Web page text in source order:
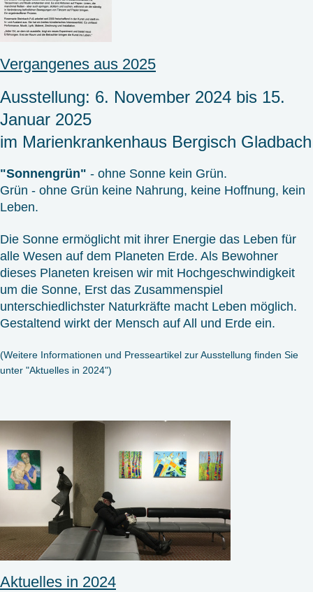
Vergangenes aus 2025
Ausstellung: 6. November 2024 bis 15.
Januar 2025
im Marienkrankenhaus Bergisch Gladbach
"Sonnengrün" - ohne Sonne kein Grün.
Grün - ohne Grün keine Nahrung, keine Hoffnung, kein
Leben.
Die Sonne ermöglicht mit ihrer Energie das Leben für
alle Wesen auf dem Planeten Erde. Als Bewohner
dieses Planeten kreisen wir mit Hochgeschwindigkeit
um die Sonne, Erst das Zusammenspiel
unterschiedlichster Naturkräfte macht Leben möglich.
Gestaltend wirkt der Mensch auf All und Erde ein.
(Weitere Informationen und Presseartikel zur Ausstellung finden Sie
unter "Aktuelles in 2024")
Aktuelles in 2024